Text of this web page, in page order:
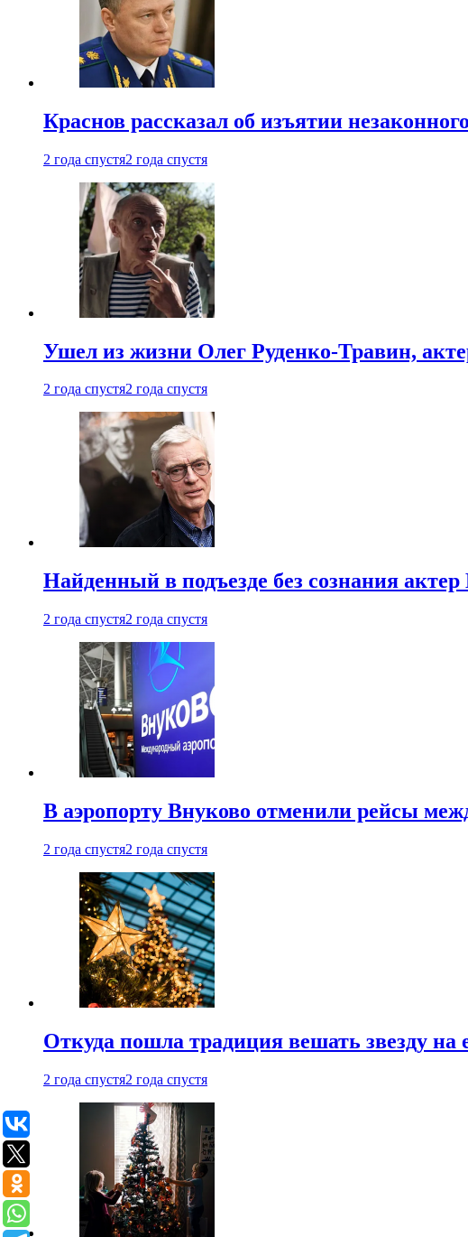
Краснов рассказал об изъятии
2 года спустя2 года спустя
Ушел из жизни Олег Руденко-Травин,
2 года спустя2 года спустя
Найденный в подъезде без сознания
2 года спустя2 года спустя
В аэропорту Внуково отменили рейсы
2 года спустя2 года спустя
Откуда пошла традиция вешать звезду на
2 года спустя2 года спустя